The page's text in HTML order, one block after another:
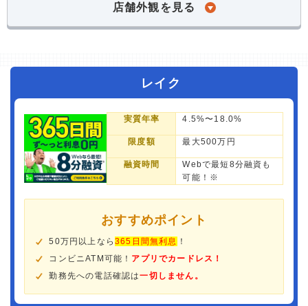
店舗外観を見る
レイク
実質年率 4.5%〜18.0%
限度額 最大500万円
融資時間
Webで最短8分融資も
可能！※
おすすめポイント
50万円以上なら365日間無利息 ！
コンビニATM可能！ アプリでカードレス！
勤務先への電話確認は一切しません。